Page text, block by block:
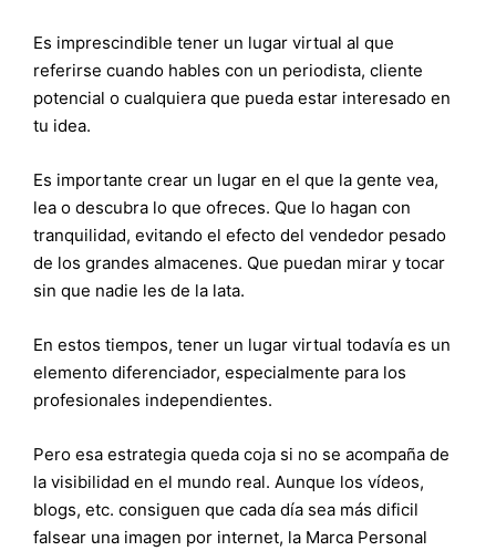
Es imprescindible tener un lugar virtual al que
referirse cuando hables con un periodista, cliente
potencial o cualquiera que pueda estar interesado en
tu idea.
Es importante crear un lugar en el que la gente vea,
lea o descubra lo que ofreces. Que lo hagan con
tranquilidad, evitando el efecto del vendedor pesado
de los grandes almacenes. Que puedan mirar y tocar
sin que nadie les de la lata.
En estos tiempos, tener un lugar virtual todavía es un
elemento diferenciador, especialmente para los
profesionales independientes.
Pero esa estrategia queda coja si no se acompaña de
la visibilidad en el mundo real. Aunque los vídeos,
blogs, etc. consiguen que cada día sea más dificil
falsear una imagen por internet, la Marca Personal